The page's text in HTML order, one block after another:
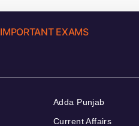
IMPORTANT EXAMS
Adda Punjab
Current Affairs